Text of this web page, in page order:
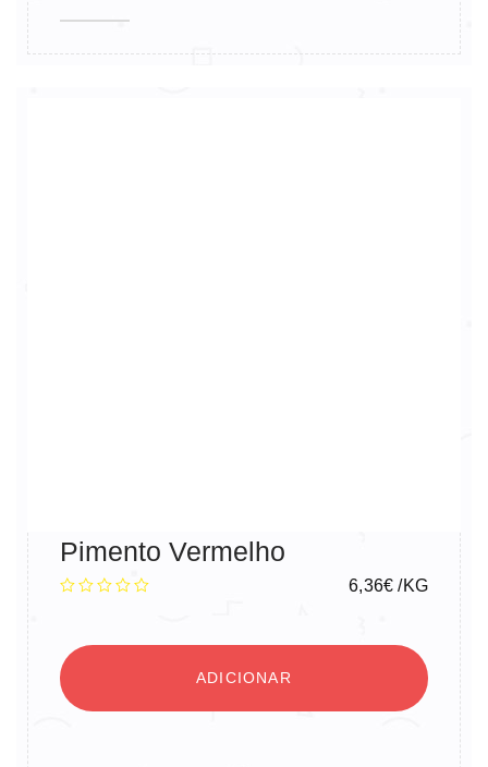
Pimento Vermelho
6,36€ /KG
ADICIONAR